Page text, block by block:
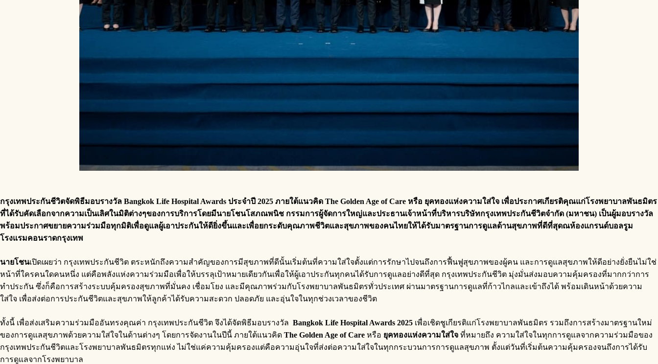
กรุงเทพประกันชีวิตจัดพิธีมอบรางวัล Bangkok Life Hospital Awards ประจำปี 2025 ภายใต้แนวคิด The Golden Age of Care หรือ ยุคทองแห่งความใส่ใจ เพื่อประกาศเกียรติคุณแก่โรงพยาบาลพันธมิตร
ที่ได้รับคัดเลือกจากความเป็นเลิศในมิติต่างๆของการบริการโดยมีนายโชนโสภณพนิช กรรมการผู้จัดการใหญ่และประธานเจ้าหน้าที่บริหารบริษัทกรุงเทพประกันชีวิตจำกัด (มหาชน) เป็นผู้มอบรางวัล
พร้อมประกาศขยายความร่วมมือทุกมิติเพื่อดูแลผู้เอาประกันให้ดียิ่งขึ้นและเพื่อยกระดับคุณภาพชีวิตและสุขภาพของคนไทยให้ได้รับมาตรฐานการดูแลด้านสุขภาพที่ดีที่สุดณห้องแกรนด์บอลรูม
โรงแรมคอนราดกรุงเทพ
นายโชนเปิดเผยว่า กรุงเทพประกันชีวิต ตระหนักถึงความสำคัญของการมีสุขภาพที่ดีนั้นเริ่มต้นที่ความใส่ใจตั้งแต่การรักษาไปจนถึงการฟื้นฟูสุขภาพของผู้คน และการดูแลสุขภาพให้ดีอย่างยั่งยืนไม่ใช่
หน้าที่ใครคนใดคนหนึ่ง แต่คือพลังแห่งความร่วมมือเพื่อให้บรรลุเป้าหมายเดียวกันเพื่อให้ผู้เอาประกันทุกคนได้รับการดูแลอย่างดีที่สุด กรุงเทพประกันชีวิต มุ่งมั่นส่งมอบความคุ้มครองที่มากกว่าการ
ทำประกัน ซึ่งก็คือการสร้างระบบคุ้มครองสุขภาพที่มั่นคง เชื่อมโยง และมีคุณภาพร่วมกับโรงพยาบาลพันธมิตรทั่วประเทศ ผ่านมาตรฐานการดูแลที่ก้าวไกลและเข้าถึงได้ พร้อมเดินหน้าด้วยความ
ใส่ใจ เพื่อส่งต่อการประกันชีวิตและสุขภาพให้ลูกค้าได้รับความสะดวก ปลอดภัย และอุ่นใจในทุกช่วงเวลาของชีวิต
ทั้งนี้ เพื่อส่งเสริมความร่วมมืออันทรงคุณค่า กรุงเทพประกันชีวิต จึงได้จัดพิธีมอบรางวัล Bangkok Life Hospital Awards 2025 เพื่อเชิดชูเกียรติแก่โรงพยาบาลพันธมิตร รวมถึงการสร้างมาตรฐานใหม่
ของการดูแลสุขภาพด้วยความใส่ใจในด้านต่างๆ โดยการจัดงานในปีนี้ ภายใต้แนวคิด The Golden Age of Care หรือ ยุคทองแห่งความใส่ใจ ที่หมายถึง ความใส่ใจในทุกการดูแลจากความร่วมมือของ
กรุงเทพประกันชีวิตและโรงพยาบาลพันธมิตรทุกแห่ง ไม่ใช่แค่ความคุ้มครองแต่คือความอุ่นใจที่ส่งต่อความใส่ใจในทุกกระบวนการการดูแลสุขภาพ ตั้งแต่วันที่เริ่มต้นความคุ้มครองจนถึงการได้รับ
การดูแลจากโรงพยาบาล